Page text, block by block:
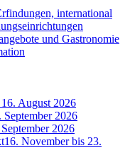
international
und Gastronomie
August 2026
September 2026
2026
16. November bis 23.